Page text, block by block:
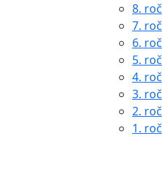
8.
7.
6.
5.
4.
3.
2.
1.